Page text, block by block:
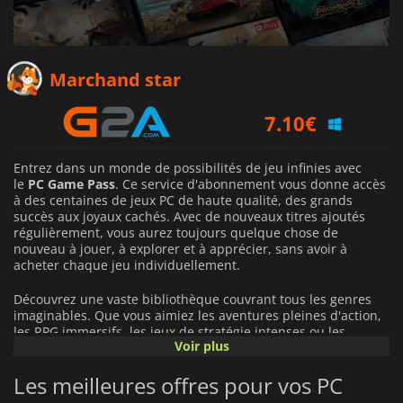
Marchand star
7.10€
7.14€
Entrez dans un monde de possibilités de jeu infinies avec
le PC Game Pass. Ce service d'abonnement vous donne accès
à des centaines de jeux PC de haute qualité, des grands
succès aux joyaux cachés. Avec de nouveaux titres ajoutés
régulièrement, vous aurez toujours quelque chose de
nouveau à jouer, à explorer et à apprécier, sans avoir à
acheter chaque jeu individuellement.
Découvrez une vaste bibliothèque couvrant tous les genres
imaginables. Que vous aimiez les aventures pleines d'action,
les RPG immersifs, les jeux de stratégie intenses ou les
expériences indépendantes créatives,
l'application Xbox sur votre PC Windows et de commencer à
jouer immédiatement.
Voir plus
Les meilleures offres pour vos PC